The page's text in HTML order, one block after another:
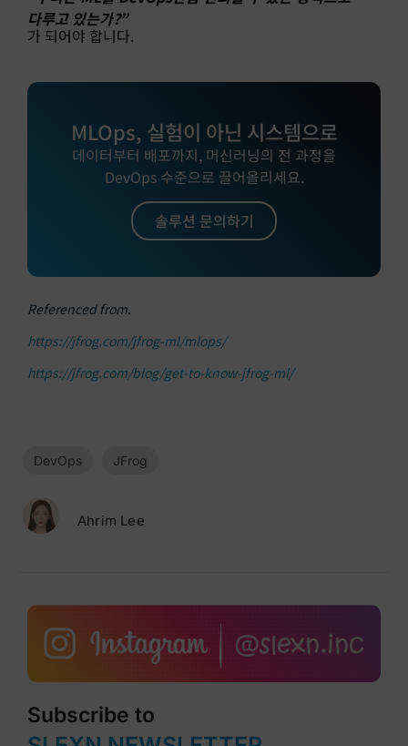
다루고 있는가?”
가 되어야 합니다.
MLOps, 실험이 아닌 시스템으로
데이터부터 배포까지, 머신러닝의 전 과정을
DevOps 수준으로 끌어올리세요.
솔루션 문의하기
Referenced from.
https://jfrog.com/jfrog-ml/mlops/
https://jfrog.com/blog/get-to-know-jfrog-ml/
DevOps JFrog
Ahrim Lee
Subscribe to